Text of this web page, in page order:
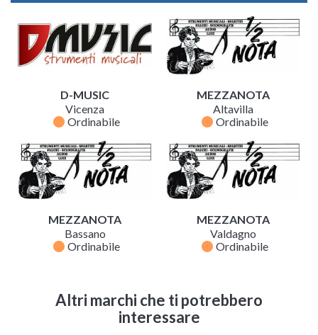
D-MUSIC
Vicenza
fiber_manual_record Ordinabile
MEZZANOTA
Altavilla
fiber_manual_record Ordinabile
MEZZANOTA
Bassano
fiber_manual_record Ordinabile
MEZZANOTA
Valdagno
fiber_manual_record Ordinabile
Altri marchi che ti potrebbero
interessare